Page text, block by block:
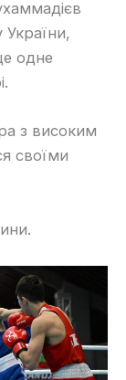
одне
з високим
своїми